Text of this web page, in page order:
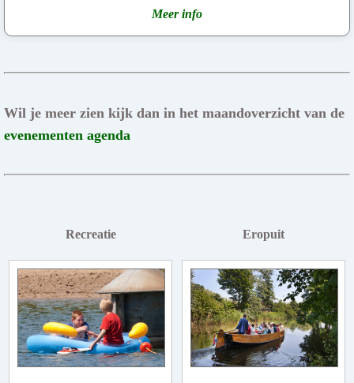
Meer info
Wil je meer zien kijk dan in het maandoverzicht van de
evenementen agenda
Recreatie Eropuit